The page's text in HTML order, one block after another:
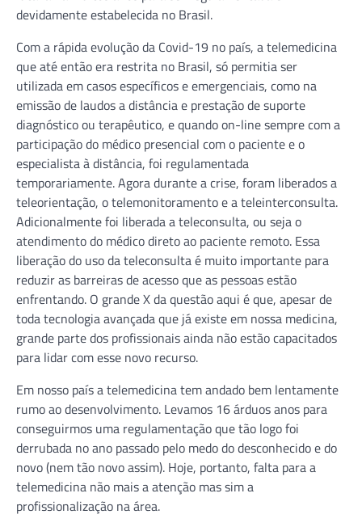
devidamente estabelecida no Brasil.
Com a rápida evolução da Covid-19 no país, a telemedicina
que até então era restrita no Brasil, só permitia ser
utilizada em casos específicos e emergenciais, como na
emissão de laudos a distância e prestação de suporte
diagnóstico ou terapêutico, e quando on-line sempre com a
participação do médico presencial com o paciente e o
especialista à distância, foi regulamentada
temporariamente. Agora durante a crise, foram liberados a
teleorientação, o telemonitoramento e a teleinterconsulta.
Adicionalmente foi liberada a teleconsulta, ou seja o
atendimento do médico direto ao paciente remoto. Essa
liberação do uso da teleconsulta é muito importante para
reduzir as barreiras de acesso que as pessoas estão
enfrentando. O grande X da questão aqui é que, apesar de
toda tecnologia avançada que já existe em nossa medicina,
grande parte dos profissionais ainda não estão capacitados
para lidar com esse novo recurso.
Em nosso país a telemedicina tem andado bem lentamente
rumo ao desenvolvimento. Levamos 16 árduos anos para
conseguirmos uma regulamentação que tão logo foi
derrubada no ano passado pelo medo do desconhecido e do
novo (nem tão novo assim). Hoje, portanto, falta para a
telemedicina não mais a atenção mas sim a
profissionalização na área.